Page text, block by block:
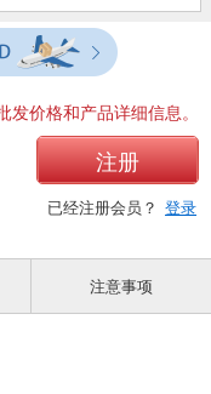
价格和产品详细信息。
注册
已经注册会员？ 登录
注意事项